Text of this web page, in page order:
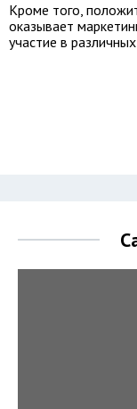
Кроме того,
оказывает
участие в